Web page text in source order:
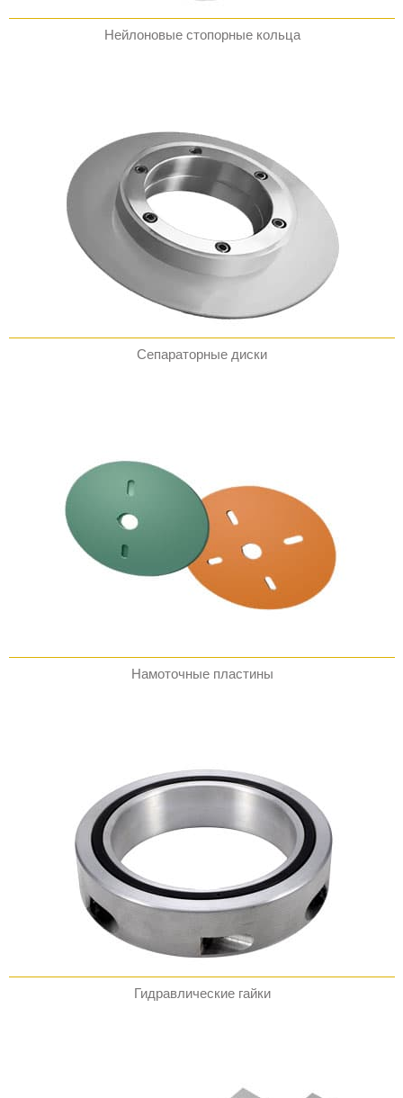
Нейлоновые стопорные кольца
Сепараторные диски
Намоточные пластины
Гидравлические гайки